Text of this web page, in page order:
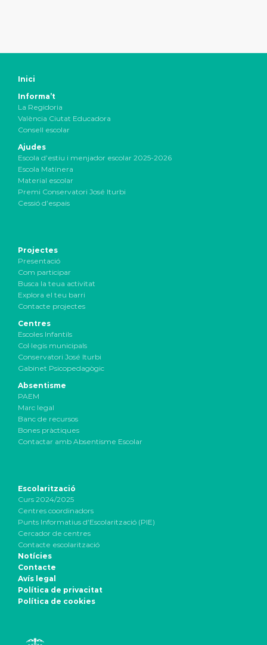
Inici
Informa’t
La Regidoria
València Ciutat Educadora
Consell escolar
Ajudes
Escola d’estiu i menjador escolar 2025-2026
Escola Matinera
Material escolar
Premi Conservatori José Iturbi
Cessió d’espais
Projectes
Presentació
Com participar
Busca la teua activitat
Explora el teu barri
Contacte projectes
Centres
Escoles Infantils
Col·legis municipals
Conservatori José Iturbi
Gabinet Psicopedagògic
Absentisme
PAEM
Marc legal
Banc de recursos
Bones pràctiques
Contactar amb Absentisme Escolar
Escolarització
Curs 2024/2025
Centres coordinadors
Punts Informatius d’Escolarització (PIE)
Cercador de centres
Contacte escolarització
Notícies
Contacte
Avís legal
Política de privacitat
Política de cookies